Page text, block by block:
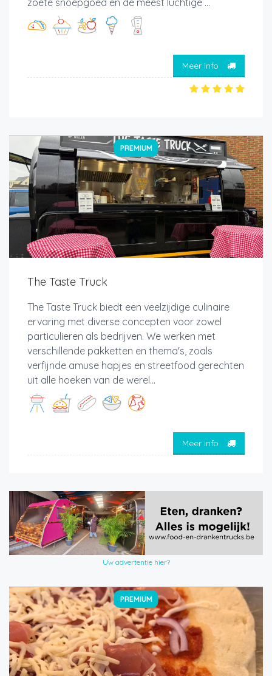
zoete snoepgoed en de meest luchtige ...
Meer info
PREMIUM
The Taste Truck
The Taste Truck biedt een veelzijdige culinaire
ervaring met diverse concepten voor zowel
particulieren als bedrijven. We werken met
verschillende pakketten en thema's, zoals
verfijnde amuse hapjes en streetfood gerechten
uit alle hoeken van de werel...
Meer info
Uw advertentie hier?
PREMIUM